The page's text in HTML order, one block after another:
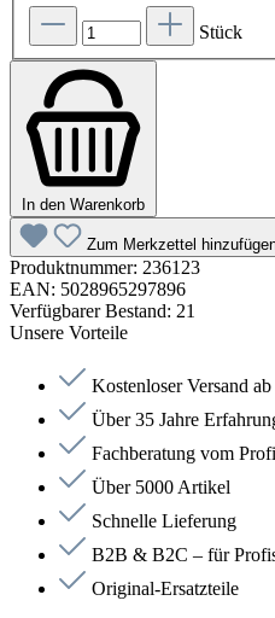
Stück
In den Warenkorb
Zum Merkzettel
Produktnummer: 236123
EAN: 5028965297896
Verfügbarer Bestand: 21
Unsere Vorteile
Kostenloser Versand
Über 35 Jahre
Fachberatung vom Profi
Über 5000 Artikel
Schnelle Lieferung
B2B & B2C – für
Original-Ersatzteile